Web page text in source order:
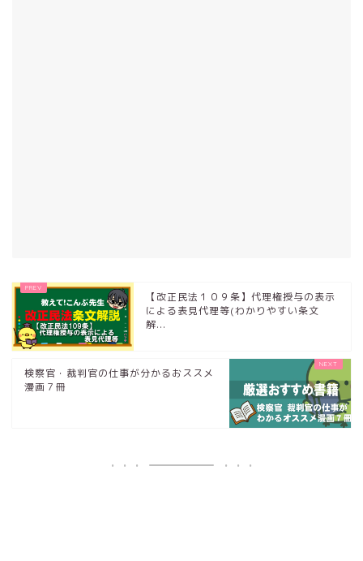
【改正民法１０９条】代理権授与の表示
による表見代理等(わかりやすい条文
解...
検察官・裁判官の仕事が分かるおススメ
漫画７冊